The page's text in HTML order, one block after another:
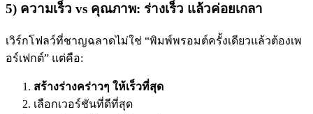
5) ความเร็ว vs คุณภาพ: ร่างเร็ว แล้วค่อยเกลา
เวิร์กโฟลว์ที่ชาญฉลาดไม่ใช่ “พิมพ์พรอมต์ครั้งเดียวแล้วต้องเพ
อร์เฟกต์” แต่คือ:
สร้างร่างคร่าวๆ ให้เร็วที่สุด
เลือกเวอร์ชันที่ดีที่สุด